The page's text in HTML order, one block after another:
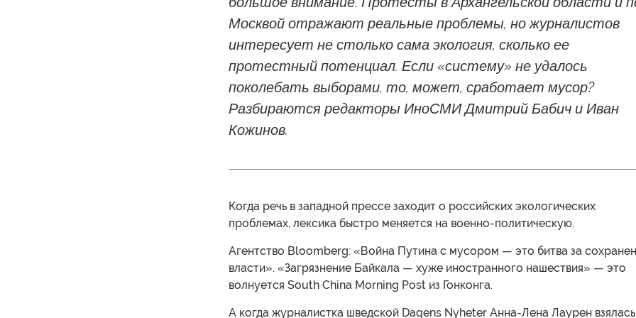
Москвой отражают реальные проблемы, но журналистов
интересует не столько сама экология, сколько ее
протестный потенциал. Если «систему» не удалось
поколебать выборами, то, может, сработает мусор?
Разбираются редакторы ИноСМИ Дмитрий Бабич и Иван
Кожинов.
Когда речь в западной прессе заходит о российских экологических
проблемах, лексика быстро меняется на военно-политическую.
Агентство Bloomberg: «Война Путина с мусором — это битва за
власти». «Загрязнение Байкала — хуже иностранного нашествия» — это
волнуется South China Morning Post из Гонконга.
А когда журналистка шведской Dagens Nyheter Анна-Лена Лаурен взялась